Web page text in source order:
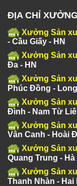
ĐỊA CHỈ
Xưởng Sản
- Cầu Giấy - HN
Xưởng Sản
Đa - HN
Xưởng Sản
Phúc Đồng -
Xưởng Sản
Đình - Nam Từ
Xưởng Sản
Vân Canh - Hoài
Xưởng Sản
Quang Trung -
Xưởng Sản
Thanh Nhàn - Hai